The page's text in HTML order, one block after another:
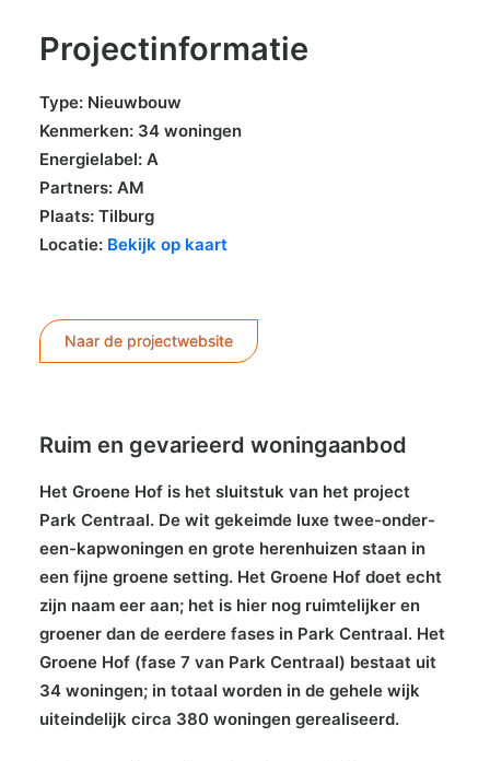
Projectinformatie
Type: Nieuwbouw
Kenmerken: 34 woningen
Energielabel: A
Partners: AM
Plaats: Tilburg
Locatie: Bekijk op kaart
Naar de projectwebsite
Ruim en gevarieerd woningaanbod
Het Groene Hof is het sluitstuk van het project
Park Centraal. De wit gekeimde luxe twee-onder-
een-kapwoningen en grote herenhuizen staan in
een fijne groene setting. Het Groene Hof doet echt
zijn naam eer aan; het is hier nog ruimtelijker en
groener dan de eerdere fases in Park Centraal. Het
Groene Hof (fase 7 van Park Centraal) bestaat uit
34 woningen; in totaal worden in de gehele wijk
uiteindelijk circa 380 woningen gerealiseerd.